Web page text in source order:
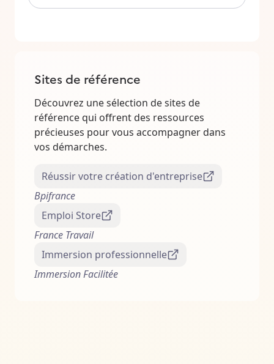
Sites de référence
Découvrez une sélection de sites de
référence qui offrent des ressources
précieuses pour vous accompagner dans
vos démarches.
Réussir votre création d'entreprise
Bpifrance
Emploi Store
France Travail
Immersion professionnelle
Immersion Facilitée